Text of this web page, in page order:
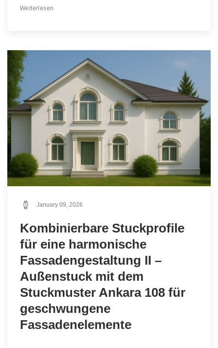
Weiterlesen
January 09, 2026
Kombinierbare Stuckprofile
für eine harmonische
Fassadengestaltung II –
Außenstuck mit dem
Stuckmuster Ankara 108 für
geschwungene
Fassadenelemente